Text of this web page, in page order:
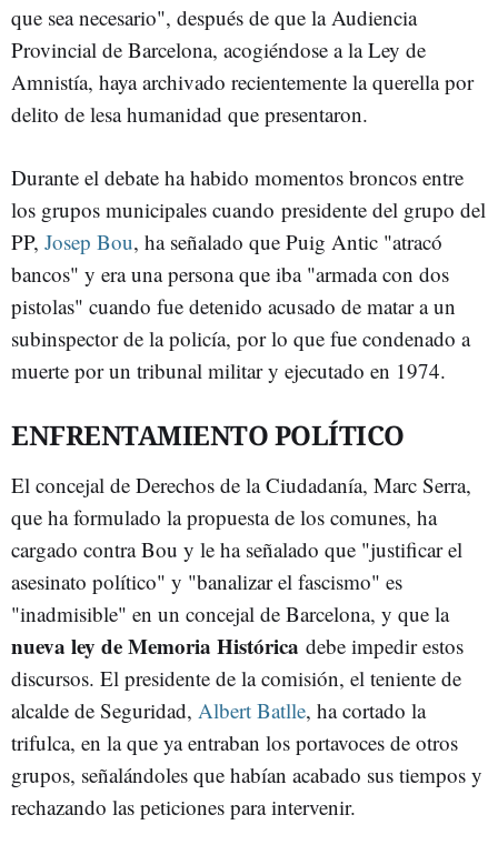
que sea necesario", después de que la Audiencia
Provincial de Barcelona, acogiéndose a la Ley de
Amnistía, haya archivado recientemente la querella por
delito de lesa humanidad que presentaron.
Durante el debate ha habido momentos broncos entre
los grupos municipales cuando presidente del grupo del
PP, Josep Bou, ha señalado que Puig Antic "atracó
bancos" y era una persona que iba "armada con dos
pistolas" cuando fue detenido acusado de matar a un
subinspector de la policía, por lo que fue condenado a
muerte por un tribunal militar y ejecutado en 1974.
ENFRENTAMIENTO POLÍTICO
El concejal de Derechos de la Ciudadanía, Marc Serra,
que ha formulado la propuesta de los comunes, ha
cargado contra Bou y le ha señalado que "justificar el
asesinato político" y "banalizar el fascismo" es
"inadmisible" en un concejal de Barcelona, y que la
nueva ley de Memoria Histórica debe impedir estos
discursos. El presidente de la comisión, el teniente de
alcalde de Seguridad, Albert Batlle, ha cortado la
trifulca, en la que ya entraban los portavoces de otros
grupos, señalándoles que habían acabado sus tiempos y
rechazando las peticiones para intervenir.